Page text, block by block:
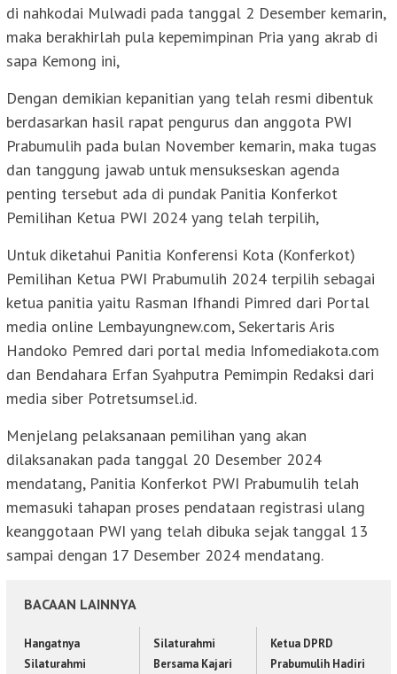
di nahkodai Mulwadi pada tanggal 2 Desember kemarin,
maka berakhirlah pula kepemimpinan Pria yang akrab di
sapa Kemong ini,
Dengan demikian kepanitian yang telah resmi dibentuk
berdasarkan hasil rapat pengurus dan anggota PWI
Prabumulih pada bulan November kemarin, maka tugas
dan tanggung jawab untuk mensukseskan agenda
penting tersebut ada di pundak Panitia Konferkot
Pemilihan Ketua PWI 2024 yang telah terpilih,
Untuk diketahui Panitia Konferensi Kota (Konferkot)
Pemilihan Ketua PWI Prabumulih 2024 terpilih sebagai
ketua panitia yaitu Rasman Ifhandi Pimred dari Portal
media online Lembayungnew.com, Sekertaris Aris
Handoko Pemred dari portal media Infomediakota.com
dan Bendahara Erfan Syahputra Pemimpin Redaksi dari
media siber Potretsumsel.id.
Menjelang pelaksanaan pemilihan yang akan
dilaksanakan pada tanggal 20 Desember 2024
mendatang, Panitia Konferkot PWI Prabumulih telah
memasuki tahapan proses pendataan registrasi ulang
keanggotaan PWI yang telah dibuka sejak tanggal 13
sampai dengan 17 Desember 2024 mendatang.
BACAAN LAINNYA
Hangatnya
Silaturahmi
Silaturahmi
Bersama Kajari
Ketua DPRD
Prabumulih Hadiri